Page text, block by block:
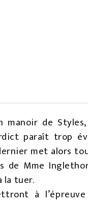
de
paraît trop
met alors
Mme
la tuer.
à